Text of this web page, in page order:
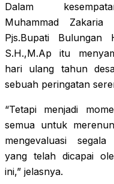
Dalam
Muhammad Zakaria
Pjs.Bupati Bulungan
S.H.,M.Ap itu
hari ulang tahun
sebuah peringatan
“Tetapi menjadi
semua untuk
mengevaluasi segala
yang telah dicapai
ini,” jelasnya.